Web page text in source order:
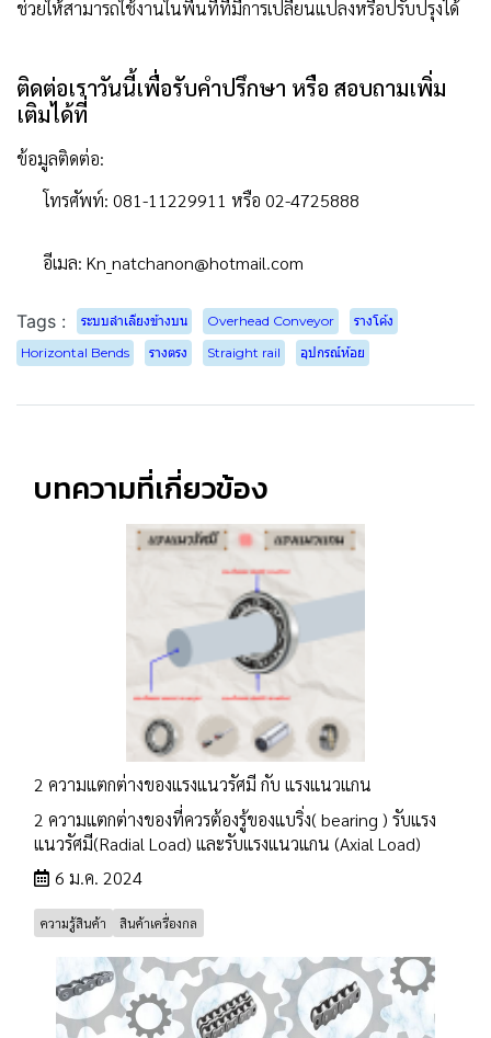
ช่วยให้สามารถใช้งานในพื้นที่ที่มีการเปลี่ยนแปลงหรือปรับปรุงได้
ติดต่อเราวันนี้เพื่อรับคำปรึกษา หรือ สอบถามเพิ่ม
เติมได้ที่
ข้อมูลติดต่อ:
โทรศัพท์: 081-11229911 หรือ 02-4725888
อีเมล: Kn_natchanon@hotmail.com
Tags : ระบบลำเลียงข้างบน Overhead Conveyor
รางโค้ง
Horizontal Bends
รางตรง Straight rail อุปกรณ์ห้อย
บทความที่เกี่ยวข้อง
2 ความแตกต่างของแรงแนวรัศมี กับ แรงแนวแกน
2 ความแตกต่างของที่ควรต้องรู้ของแบริ่ง( bearing ) รับแรง
แนวรัศมี(Radial Load) และรับแรงแนวแกน (Axial Load)
6 ม.ค. 2024
ความรู้สินค้า สินค้าเครื่องกล